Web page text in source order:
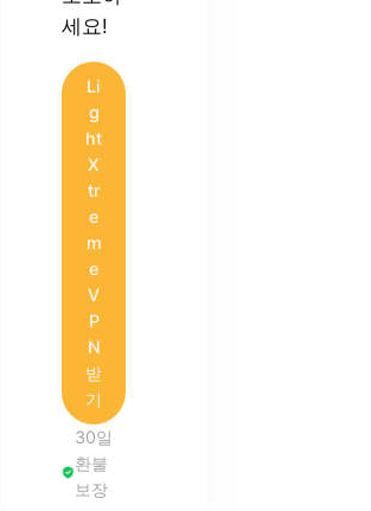
세요!
Li
g
ht
X
tr
e
m
e
V
P
N
받
기
30일
환불
보장